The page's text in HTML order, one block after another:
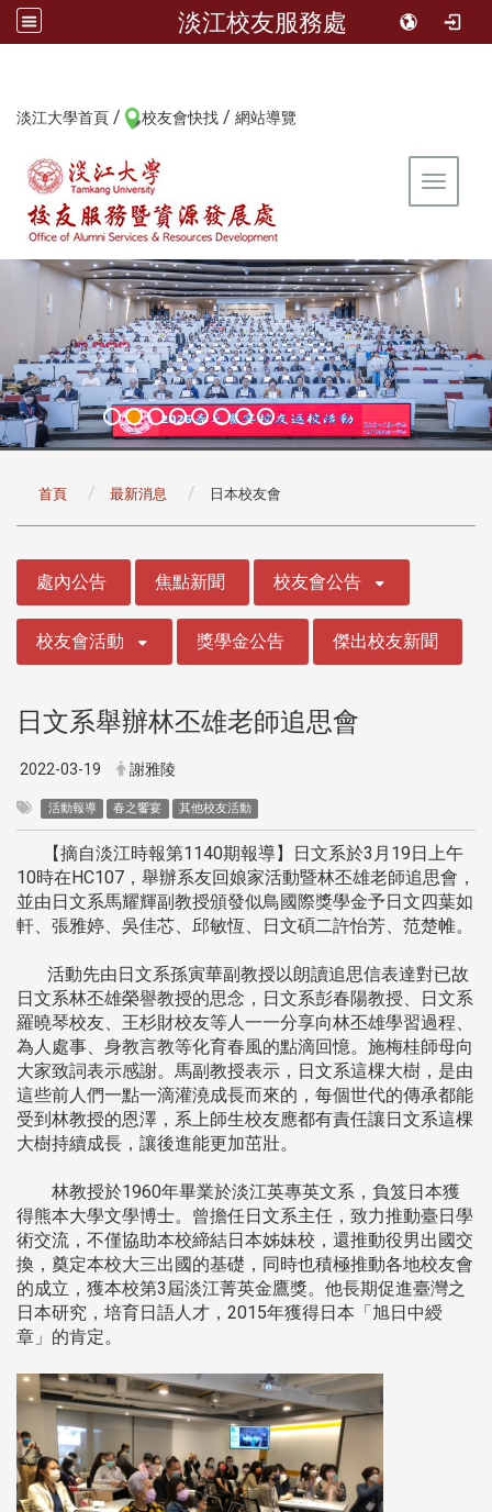
淡江校友服務處
淡江大學首頁 / 校友會快找 / 網站導覽
Toggle
首頁 最新消息 日本校友會
處內公告 焦點新聞 校友會公告
校友會活動 獎學金公告 傑出校友新聞
日文系舉辦林丕雄老師追思會
2022-03-19 謝雅陵
活動報導 春之饗宴 其他校友活動
【摘自淡江時報第1140期報導】日文系於3月19日上午
10時在HC107，舉辦系友回娘家活動暨林丕雄老師追思會，
並由日文系馬耀輝副教授頒發似鳥國際獎學金予日文四葉如
軒、張雅婷、吳佳芯、邱敏恆、日文碩二許怡芳、范楚帷。
活動先由日文系孫寅華副教授以朗讀追思信表達對已故
日文系林丕雄榮譽教授的思念，日文系彭春陽教授、日文系
羅曉琴校友、王杉財校友等人一一分享向林丕雄學習過程、
為人處事、身教言教等化育春風的點滴回憶。施梅桂師母向
大家致詞表示感謝。馬副教授表示，日文系這棵大樹，是由
這些前人們一點一滴灌澆成長而來的，每個世代的傳承都能
受到林教授的恩澤，系上師生校友應都有責任讓日文系這棵
大樹持續成長，讓後進能更加茁壯。
林教授於1960年畢業於淡江英專英文系，負笈日本獲
得熊本大學文學博士。曾擔任日文系主任，致力推動臺日學
術交流，不僅協助本校締結日本姊妹校，還推動役男出國交
換，奠定本校大三出國的基礎，同時也積極推動各地校友會
的成立，獲本校第3屆淡江菁英金鷹獎。他長期促進臺灣之
日本研究，培育日語人才，2015年獲得日本「旭日中綬
章」的肯定。